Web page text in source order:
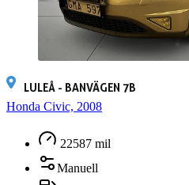
LULEÅ - BANVÄGEN 7B
Honda Civic, 2008
22587 mil
Manuell